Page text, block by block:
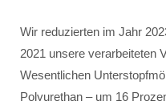
Wir reduzierten im Jahr
2021 unsere verarbeiteten
Wesentlichen
Polyurethan – um 16